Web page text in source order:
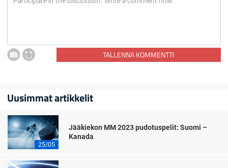
TALLENNA KOMMENTTI
Uusimmat artikkelit
25/05
Jääkiekon MM 2023 pudotuspelit: Suomi –
Kanada